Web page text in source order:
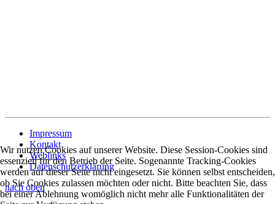
Impressum
Kontakt
Weblinks
Datenschutzerklärung
nach oben
Wir nutzen Cookies auf unserer Website. Diese Session-Cookies sind
essenziell für den Betrieb der Seite. Sogenannte Tracking-Cookies
werden auf dieser Seite nicht eingesetzt. Sie können selbst entscheiden,
ob Sie Cookies zulassen möchten oder nicht. Bitte beachten Sie, dass
bei einer Ablehnung womöglich nicht mehr alle Funktionalitäten der